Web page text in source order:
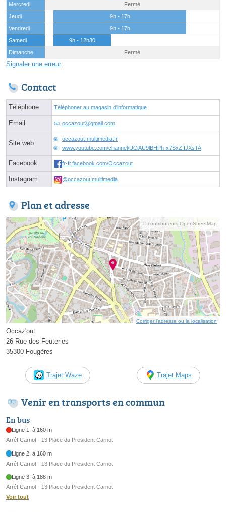
Mercredi
Fermé
Jeudi
9h - 17h
Vendredi
9h - 17h
Samedi
9h - 12h30
Dimanche
Fermé
Signaler une erreur
Contact
Téléphone Téléphoner au magasin d'informatique
Email occazoutⓐgmail.com
Site web
occazout-multimedia.fr
www.youtube.com/channel/UCiAU9lBHPh-x7SxZfIJXsTA
Facebook fr-fr.facebook.com/Occazout
Instagram @occazout.multimedia
Plan et adresse
© contributeurs OpenStreetMap
Corriger l’adresse ou la localisation
Occaz'out
26 Rue des Feuteries
35300 Fougères
Trajet Waze Trajet Maps
Venir en transports en commun
En bus
Ligne 1, à 160 m
Arrêt Carnot - 13 Place du President Carnot
Ligne 2, à 160 m
Arrêt Carnot - 13 Place du President Carnot
Ligne 3, à 188 m
Arrêt Carnot - 13 Place du President Carnot
Voir tout